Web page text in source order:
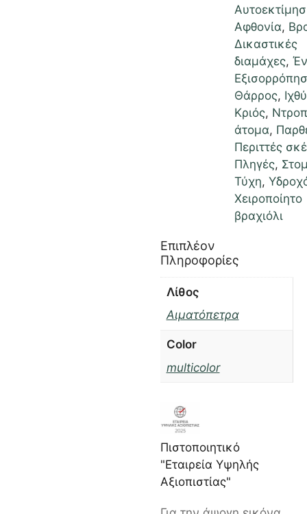
Αφθονία,
Δικαστικές
διαμάχες,
Θάρρος,
Κριός,
άτομα,
Περιττές
Πληγές,
Τύχη,
Χειροποίητο
βραχιόλι
Επιπλέον
Πληροφορίες
Λίθος
Αιματόπετρα
Color
multicolor
Πιστοποιητικό
"Εταιρεία Υψηλής
Αξιοπιστίας"